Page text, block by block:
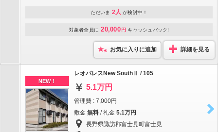
ただいま 2人 が検討中！
対象者全員に 20,000 円 キャッシュバック!
お気に入りに追加 詳細を見る
NEW！
レオパレスNew SouthⅡ / 105
5.1万円
管理費 : 7,000円
敷金 無料 / 礼金 5.1万円
長野県諏訪郡富士見町富士見